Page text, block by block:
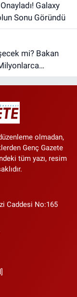
Sonu Göründü
Açıklama
olmadan,
Genç Gazete
tüm yazı, resim
Caddesi No:165